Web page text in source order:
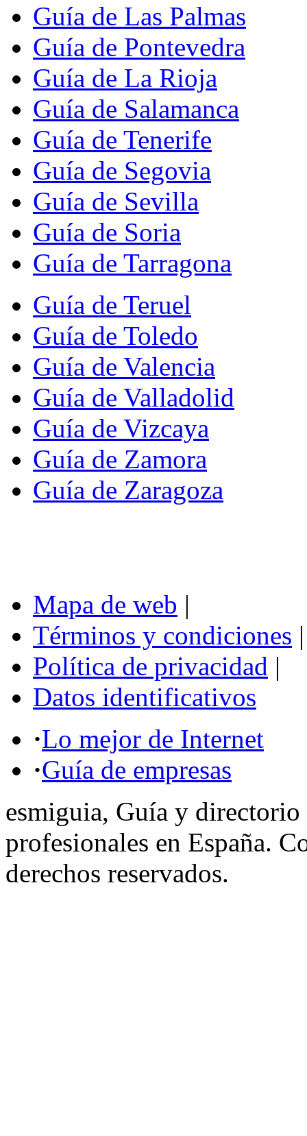
Guía de Las Palmas
Guía de Pontevedra
Guía de La Rioja
Guía de Salamanca
Guía de Tenerife
Guía de Segovia
Guía de Sevilla
Guía de Soria
Guía de Tarragona
Guía de Teruel
Guía de Toledo
Guía de Valencia
Guía de Valladolid
Guía de Vizcaya
Guía de Zamora
Guía de Zaragoza
Mapa de web |
Términos y condiciones |
Política de privacidad |
Datos identificativos
·Lo mejor de Internet
·Guía de empresas
esmiguia, Guía y directorio
profesionales en España.
derechos reservados.